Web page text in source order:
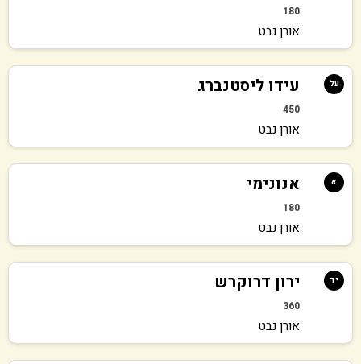
180
אורן נבט
עידו ליסטנברג
450
אורן נבט
על
אנונימי
180
אורן נבט
א
ירון דרוקרש
360
אורן נבט
יד